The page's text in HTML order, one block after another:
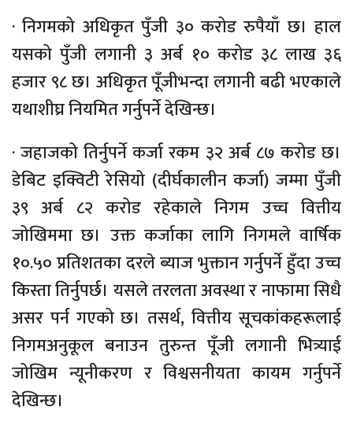
· निगमको अधिकृत पुँजी ३० करोड रुपैयाँ छ। हाल
यसको पुँजी लगानी ३ अर्ब १० करोड ३८ लाख ३६
हजार ९८ छ। अधिकृत पूँजीभन्दा लगानी बढी भएकाले
यथाशीघ्र नियमित गर्नुपर्ने देखिन्छ।
· जहाजको तिर्नुपर्ने कर्जा रकम ३२ अर्ब ८७ करोड छ।
डेबिट इक्विटी रेसियो (दीर्घकालीन कर्जा) जम्मा पुँजी
३९ अर्ब ८२ करोड रहेकाले निगम उच्च वित्तीय
जोखिममा छ। उक्त कर्जाका लागि निगमले वार्षिक
१०.५० प्रतिशतका दरले ब्याज भुक्तान गर्नुपर्ने हुँदा उच्च
किस्ता तिर्नुपर्छ। यसले तरलता अवस्था र नाफामा सिधै
असर पर्न गएको छ। तसर्थ, वित्तीय सूचकांकहरूलाई
निगमअनुकूल बनाउन तुरुन्त पूँजी लगानी भित्र्याई
जोखिम न्यूनीकरण र विश्वसनीयता कायम गर्नुपर्ने
देखिन्छ।